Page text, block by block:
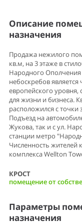
Описание
назначения
Продажа нежилого
кв.м, на 3 этаже в
Народного Ополчения
небоскребов
европейского
для жизни и бизнеса.
расположился с точки
Подъезд на
Жукова, так и с ул.
станции метро
Численность жителей
комплекса Wellton
КРОСТ
помещение от
Параметры
назначения